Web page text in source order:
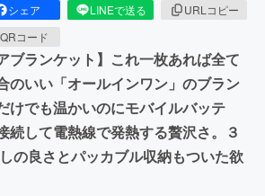
シェア LINEで送る
URLコピー
QRコード
ブランケット】これ一枚あれば全て
のいい「オールインワン」のブラン
けでも温かいのにモバイルバッテ
続して電熱線で発熱する贅沢さ。３
の良さとパッカブル収納もついた欲